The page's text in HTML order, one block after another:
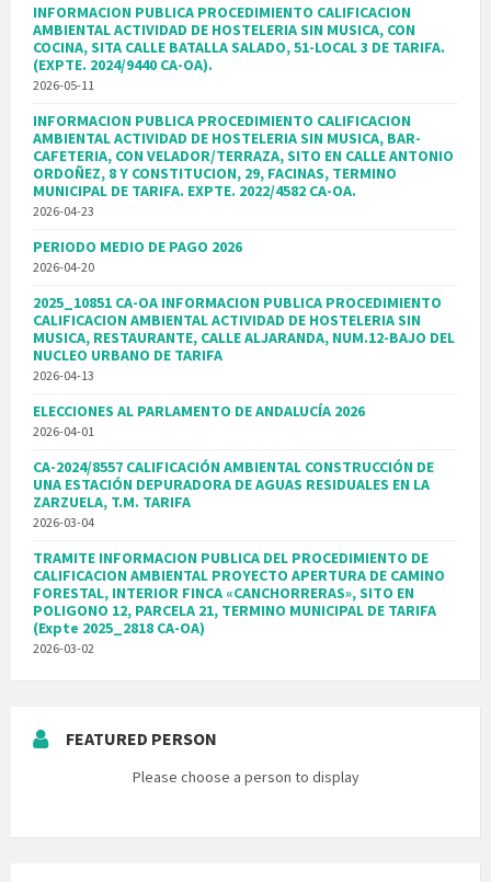
INFORMACION PUBLICA PROCEDIMIENTO CALIFICACION
AMBIENTAL ACTIVIDAD DE HOSTELERIA SIN MUSICA, CON
COCINA, SITA CALLE BATALLA SALADO, 51-LOCAL 3 DE TARIFA.
(EXPTE. 2024/9440 CA-OA).
2026-05-11
INFORMACION PUBLICA PROCEDIMIENTO CALIFICACION
AMBIENTAL ACTIVIDAD DE HOSTELERIA SIN MUSICA, BAR-
CAFETERIA, CON VELADOR/TERRAZA, SITO EN CALLE ANTONIO
ORDOÑEZ, 8 Y CONSTITUCION, 29, FACINAS, TERMINO
MUNICIPAL DE TARIFA. EXPTE. 2022/4582 CA-OA.
2026-04-23
PERIODO MEDIO DE PAGO 2026
2026-04-20
2025_10851 CA-OA INFORMACION PUBLICA PROCEDIMIENTO
CALIFICACION AMBIENTAL ACTIVIDAD DE HOSTELERIA SIN
MUSICA, RESTAURANTE, CALLE ALJARANDA, NUM.12-BAJO DEL
NUCLEO URBANO DE TARIFA
2026-04-13
ELECCIONES AL PARLAMENTO DE ANDALUCÍA 2026
2026-04-01
CA-2024/8557 CALIFICACIÓN AMBIENTAL CONSTRUCCIÓN DE
UNA ESTACIÓN DEPURADORA DE AGUAS RESIDUALES EN LA
ZARZUELA, T.M. TARIFA
2026-03-04
TRAMITE INFORMACION PUBLICA DEL PROCEDIMIENTO DE
CALIFICACION AMBIENTAL PROYECTO APERTURA DE CAMINO
FORESTAL, INTERIOR FINCA «CANCHORRERAS», SITO EN
POLIGONO 12, PARCELA 21, TERMINO MUNICIPAL DE TARIFA
(Expte 2025_2818 CA-OA)
2026-03-02
FEATURED PERSON
Please choose a person to display